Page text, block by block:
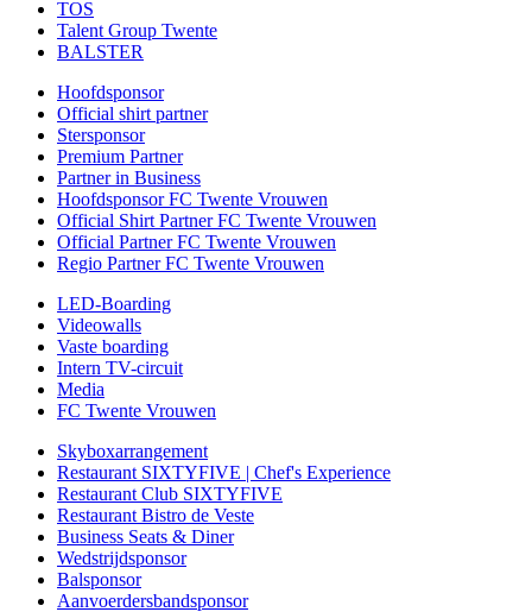
TOS
Talent Group Twente
BALSTER
Hoofdsponsor
Official shirt partner
Stersponsor
Premium Partner
Partner in Business
Hoofdsponsor FC Twente Vrouwen
Official Shirt Partner FC Twente Vrouwen
Official Partner FC Twente Vrouwen
Regio Partner FC Twente Vrouwen
LED-Boarding
Videowalls
Vaste boarding
Intern TV-circuit
Media
FC Twente Vrouwen
Skyboxarrangement
Restaurant SIXTYFIVE | Chef's Experience
Restaurant Club SIXTYFIVE
Restaurant Bistro de Veste
Business Seats & Diner
Wedstrijdsponsor
Balsponsor
Aanvoerdersbandsponsor